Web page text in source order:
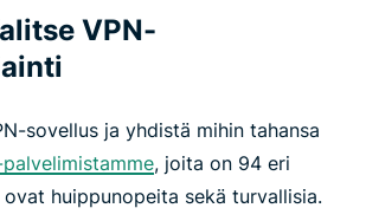
ovat meistä
VPN-
sovellus ja yhdistä mihin tahansa
, joita on 94 eri
huippunopeita sekä turvallisia.